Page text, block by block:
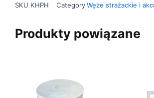
SKU KHPH CategoryWęże strażackie i
Produkty powiązane